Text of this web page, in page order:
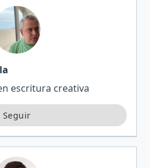
escritura creativa